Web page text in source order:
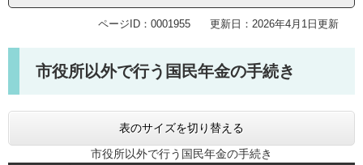
ページID：0001955 更新日：2026年4月1日更新
市役所以外で行う国民年金の手続き
表のサイズを切り替える
市役所以外で行う国民年金の手続き